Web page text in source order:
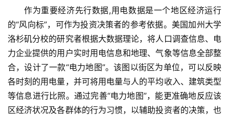
作为重要经济先行数据,用电数据是一个地区经济运行
的“风向标”，可作为投资决策者的参考依据。美国加州大学
洛杉矶分校的研究者根据大数据理论，将人口调查信息、电
力企业提供的用户实时用电信息和地理、气象等信息全部整
合，设计了一款“电力地图”。该图以街区为单位，可以反映
各时刻的用电量，并可将用电量与人的平均收入、建筑类型
等信息进行比照。通过完善“电力地图”，能更准确地反应该
区经济状况及各群体的行为习惯，以辅助投资者的决策，也